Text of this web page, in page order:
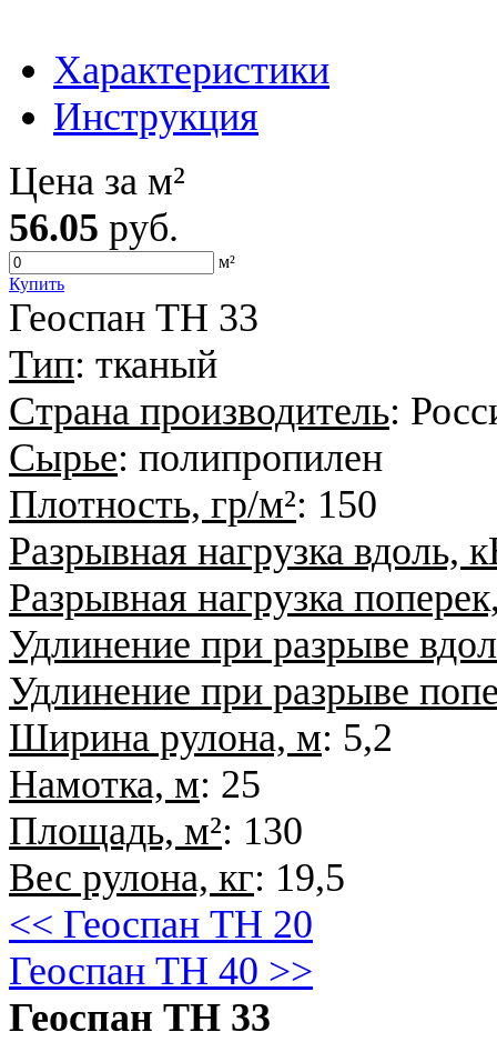
Характеристики
Инструкция
Цена за м²
56.05 руб.
м²
Купить
Геоспан ТН 33
Тип: тканый
Страна производитель:
Сырье: полипропилен
Плотность, гр/м²: 150
Разрывная нагрузка вдоль,
Разрывная нагрузка
Удлинение при разрыве
Удлинение при разрыве
Ширина рулона, м: 5,2
Намотка, м: 25
Площадь, м²: 130
Вес рулона, кг: 19,5
<< Геоспан ТН 20
Геоспан ТН 40 >>
Геоспан ТН 33